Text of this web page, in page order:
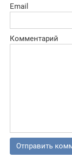
Email
Комментарий